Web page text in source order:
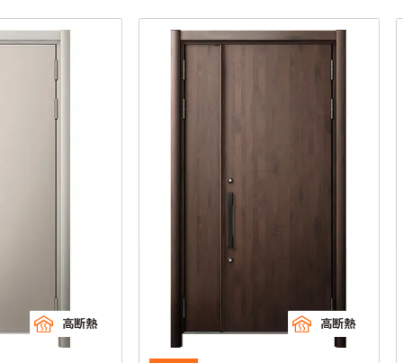
高断熱 高断熱